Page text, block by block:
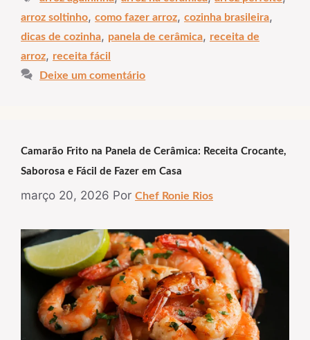
arroz soltinho, como fazer arroz, cozinha brasileira,
dicas de cozinha, panela de cerâmica, receita de
arroz, receita fácil
Deixe um comentário
Camarão Frito na Panela de Cerâmica: Receita Crocante,
Saborosa e Fácil de Fazer em Casa
março 20, 2026 Por Chef Ronie Rios